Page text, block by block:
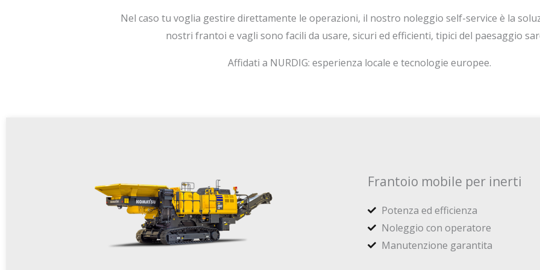
Nel caso tu voglia gestire direttamente le operazioni, il nostro noleggio self-service è la
nostri frantoi e vagli sono facili da usare, sicuri ed efficienti, tipici del paesaggio
Affidati a NURDIG: esperienza locale e tecnologie europee.
Frantoio mobile per inerti
Potenza ed efficienza
Noleggio con operatore
Manutenzione garantita